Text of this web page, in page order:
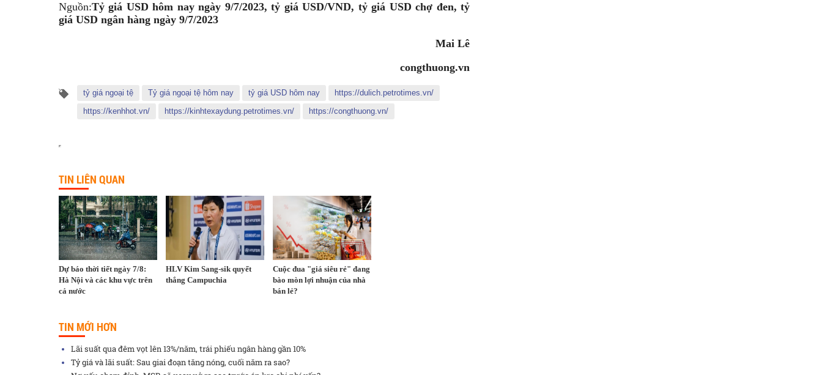
Nguồn:Tỷ giá USD hôm nay ngày 9/7/2023, tỷ giá USD/VND, tỷ giá USD chợ đen, tỷ
giá USD ngân hàng ngày 9/7/2023
Mai Lê
congthuong.vn
tỷ giá ngoại tệ Tỷ giá ngoại tệ hôm nay tỷ giá USD hôm nay
https://dulich.petrotimes.vn/
https://kenhhot.vn/
https://kinhtexaydung.petrotimes.vn/ https://congthuong.vn/
TIN LIÊN QUAN
Dự báo thời tiết ngày 7/8:
Hà Nội và các khu vực trên
cả nước
HLV Kim Sang-sik quyết
thắng Campuchia
Cuộc đua "giá siêu rẻ" đang
bào mòn lợi nhuận của nhà
bán lẻ?
TIN MỚI HƠN
Lãi suất qua đêm vọt lên 13%/năm, trái phiếu ngân hàng gần 10%
Tỷ giá và lãi suất: Sau giai đoạn tăng nóng, cuối năm ra sao?